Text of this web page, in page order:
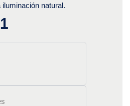
natural.